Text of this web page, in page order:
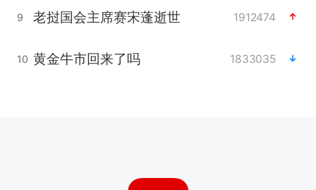
9 老挝国会主席赛宋蓬逝世 1912474
10 黄金牛市回来了吗 1833035